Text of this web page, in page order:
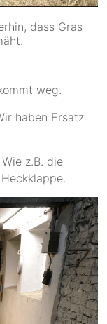
dass Gras
weg.
haben Ersatz
z.B. die